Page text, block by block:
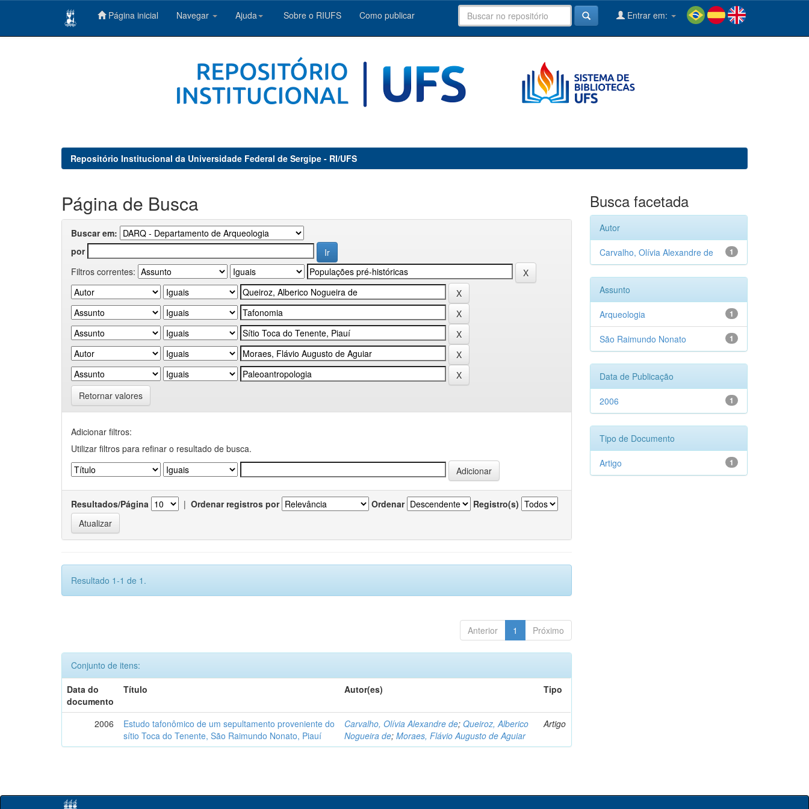
Página inicial Navegar Ajuda Sobre o RIUFS Como publicar Entrar em:
Repositório Institucional da Universidade Federal de Sergipe - RI/UFS
Página de Busca
Buscar em:
por
Filtros correntes:
Retornar valores
Adicionar filtros:
Utilizar filtros para refinar o resultado de busca.
Resultados/Página | Ordenar registros por Ordenar Registro(s)
Resultado 1-1 de 1.
Anterior 1 Próximo
Conjunto de itens:
Data do
documento
Título Autor(es) Tipo
2006
Estudo tafonômico de um sepultamento proveniente do
sítio Toca do Tenente, São Raimundo Nonato, Piauí
Carvalho, Olívia Alexandre de;Queiroz, Alberico
Nogueira de;Moraes, Flávio Augusto de Aguiar
Artigo
Busca facetada
Autor
1
Carvalho, Olívia Alexandre de
Assunto
1
Arqueologia
1
São Raimundo Nonato
Data de Publicação
1
2006
Tipo de Documento
1
Artigo